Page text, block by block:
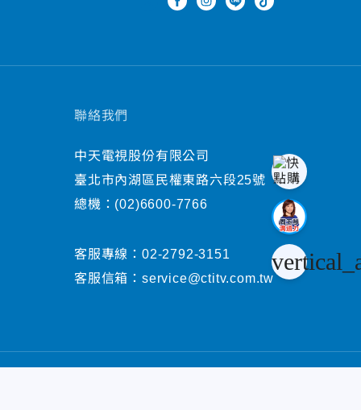
聯絡我們
中天電視股份有限公司
臺北市內湖區民權東路六段25號
總機： (02)6600-7766
客服專線： 02-2792-3151
客服信箱： service@ctitv.com.tw